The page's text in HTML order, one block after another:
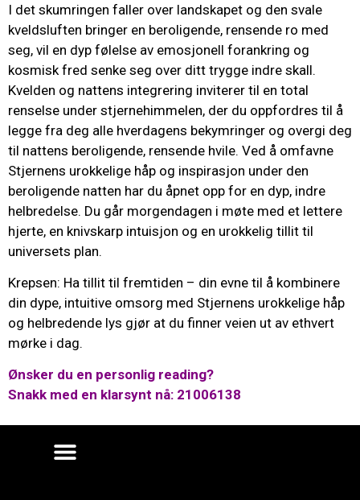
I det skumringen faller over landskapet og den svale
kveldsluften bringer en beroligende, rensende ro med
seg, vil en dyp følelse av emosjonell forankring og
kosmisk fred senke seg over ditt trygge indre skall.
Kvelden og nattens integrering inviterer til en total
renselse under stjernehimmelen, der du oppfordres til å
legge fra deg alle hverdagens bekymringer og overgi deg
til nattens beroligende, rensende hvile. Ved å omfavne
Stjernens urokkelige håp og inspirasjon under den
beroligende natten har du åpnet opp for en dyp, indre
helbredelse. Du går morgendagen i møte med et lettere
hjerte, en knivskarp intuisjon og en urokkelig tillit til
universets plan.
Krepsen: Ha tillit til fremtiden – din evne til å kombinere
din dype, intuitive omsorg med Stjernens urokkelige håp
og helbredende lys gjør at du finner veien ut av ethvert
mørke i dag.
Ønsker du en personlig reading?
Snakk med en klarsynt nå: 21006138